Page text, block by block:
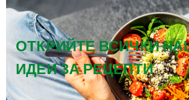
ОТКРИЙТЕ ВСИЧКИ
ИДЕИ ЗА РЕЦЕПТИ